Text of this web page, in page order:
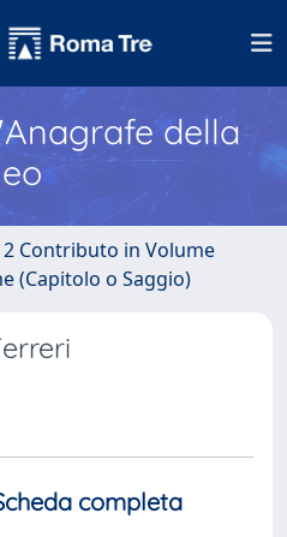
della
2 Contributo in Volume
(Capitolo o Saggio)
completa